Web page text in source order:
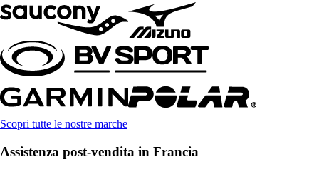
Scopri tutte le nostre marche
Assistenza post-vendita in Francia